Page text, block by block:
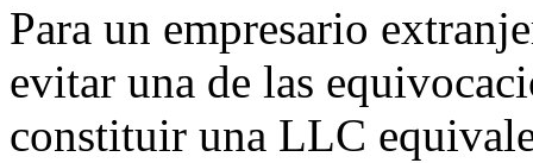
Para un empresario
evitar una de las
constituir una LLC